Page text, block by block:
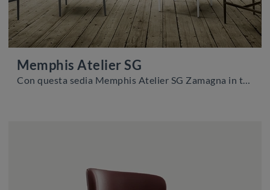
Memphis Atelier SG
Con questa sedia Memphis Atelier SG Zamagna in tessuto, una tra le nostre sedute sgabelli moderne, potrai impreziosire i tuoi interni.